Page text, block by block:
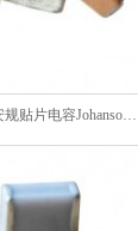
1808 Y2 1NF安规贴片电容Johanson品牌